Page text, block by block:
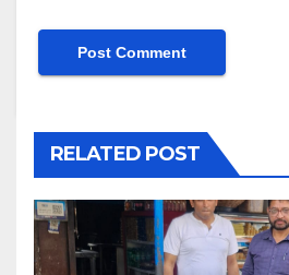
RELATED POST